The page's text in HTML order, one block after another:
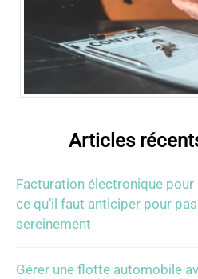
Articles
Facturation électronique
ce qu’il faut anticiper pour
sereinement
Gérer une flotte automobile